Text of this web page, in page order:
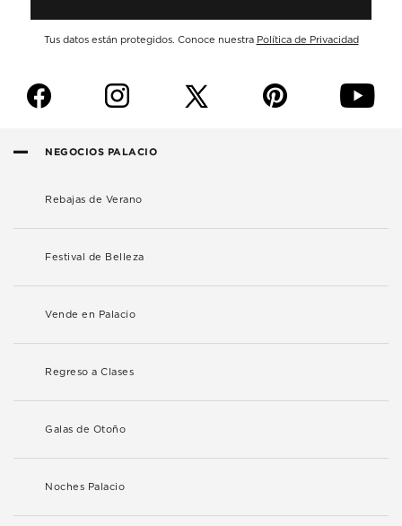
Tus datos están protegidos. Conoce nuestra Política de Privacidad
f i p y
NEGOCIOS PALACIO
Rebajas de Verano
Festival de Belleza
Vende en Palacio
Regreso a Clases
Galas de Otoño
Noches Palacio